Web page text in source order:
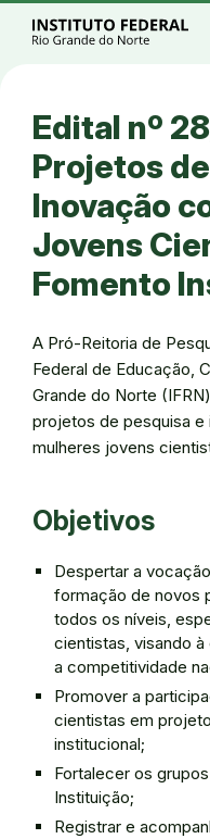
Ir para a página inicial
Ir para a busca
Alto contraste
Login da Área Administrativa
Acessibilidade
Edital nº
Projetos
Inovação
Jovens
Fomento
A Pró-Reitoria de
Federal de Educação,
Grande do Norte
projetos de pesquisa e
mulheres jovens
Objetivos
Despertar a
formação de novos
todos os níveis,
cientistas, visando
a competitividade
Promover a
cientistas em
institucional;
Fortalecer os
Instituição;
Registrar e